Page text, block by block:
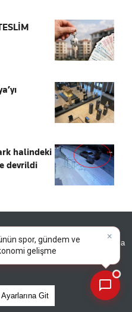
sitemizde
KVKK ve GDPR kapsamında
Aydınlatma Metnimizi
Git
halindeki
devrildi
×
spor, gündem ve
gelişmelerini analiz
|